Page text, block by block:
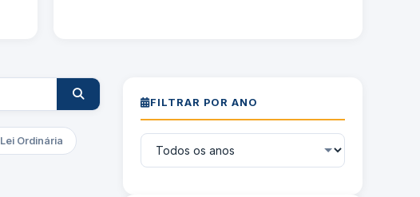
Lei Ordinária
FILTRAR POR ANO